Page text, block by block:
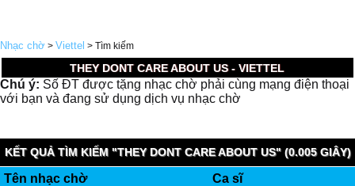
Nhạc chờ > Viettel > Tìm kiếm
THEY DONT CARE ABOUT US - VIETTEL
Chú ý: Số ĐT được tặng nhạc chờ phải cùng mạng điện thoại
với bạn và đang sử dụng dịch vụ nhạc chờ
KẾT QUẢ TÌM KIẾM "THEY DONT CARE ABOUT US" (0.005 GIÂY)
Tên nhạc chờ Ca sĩ